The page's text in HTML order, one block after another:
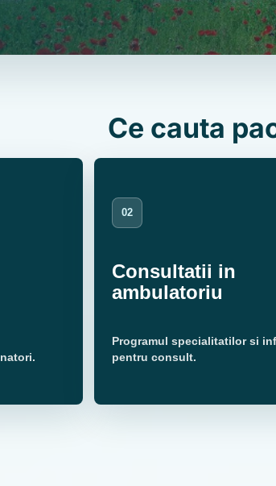
Ce cauta
02
Consultatii in
ambulatoriu
Programul specialitatilor si
pentru consult.